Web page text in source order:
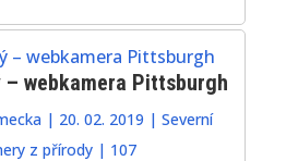
– webkamera Pittsburgh
| 20. 02. 2019 |Severní
z přírody | 107